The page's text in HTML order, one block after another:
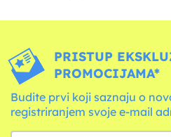
PRISTUP
PROMOCIJAMA*
Budite prvi koji saznaju o
registriranjem svoje e-mail